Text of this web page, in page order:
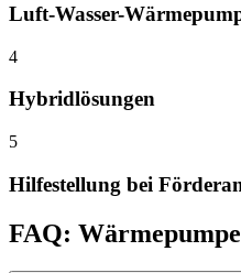
Luft-Wasser-
4
Hybridlösungen
5
Hilfestellung bei
FAQ: Wärmepumpe